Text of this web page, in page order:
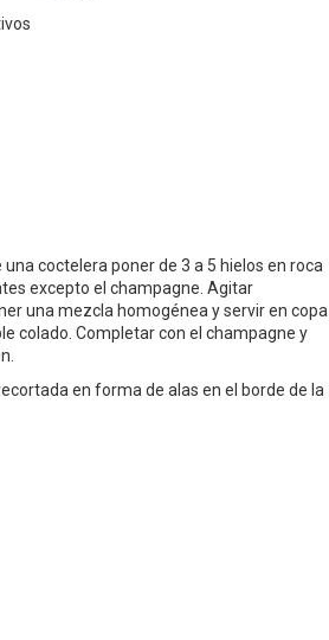
una coctelera poner de 3 a 5 hielos en roca
excepto el champagne. Agitar
una mezcla homogénea y servir en copa
colado. Completar con el champagne y
en forma de alas en el borde de la